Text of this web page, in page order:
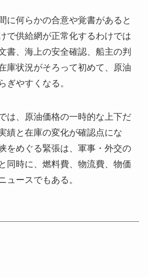
に何らかの合意や覚書があると
で供給網が正常化するわけでは
書、海上の安全確認、船主の判
庫状況がそろって初めて、原油
ぎやすくなる。
は、原油価格の一時的な上下だ
績と在庫の変化が確認点にな
をめぐる緊張は、軍事・外交の
同時に、燃料費、物流費、物価
ュースでもある。